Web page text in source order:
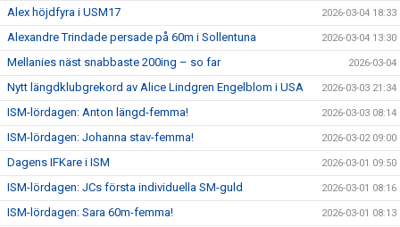
Alex höjdfyra i USM17 2026-03-04 18:33
Alexandre Trindade persade på 60m i Sollentuna 2026-03-04 13:30
Mellanies näst snabbaste 200ing – so far 2026-03-04
Nytt längdklubgrekord av Alice Lindgren Engelblom i USA 2026-03-03 21:34
ISM-lördagen: Anton längd-femma! 2026-03-03 08:14
ISM-lördagen: Johanna stav-femma! 2026-03-02 09:00
Dagens IFKare i ISM 2026-03-01 09:50
ISM-lördagen: JCs första individuella SM-guld 2026-03-01 08:16
ISM-lördagen: Sara 60m-femma! 2026-03-01 08:13